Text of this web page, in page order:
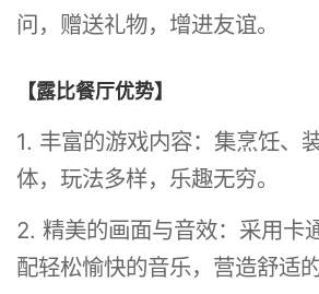
问，赠送礼物，增进友谊。
【露比餐厅优势】
1. 丰富的游戏内容：集烹饪、
体，玩法多样，乐趣无穷。
2. 精美的画面与音效：采用卡
配轻松愉快的音乐，营造舒适